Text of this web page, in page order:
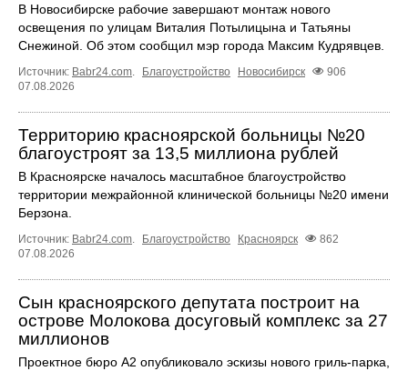
В Новосибирске рабочие завершают монтаж нового
освещения по улицам Виталия Потылицына и Татьяны
Снежиной. Об этом сообщил мэр города Максим Кудрявцев.
Источник: Babr24.com. Благоустройство Новосибирск
906
07.08.2026
Территорию красноярской больницы №20
благоустроят за 13,5 миллиона рублей
В Красноярске началось масштабное благоустройство
территории межрайонной клинической больницы №20 имени
Берзона.
Источник: Babr24.com. Благоустройство Красноярск
862
07.08.2026
Сын красноярского депутата построит на
острове Молокова досуговый комплекс за 27
миллионов
Проектное бюро А2 опубликовало эскизы нового гриль-парка,